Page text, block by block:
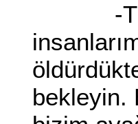
-
bekleyin.